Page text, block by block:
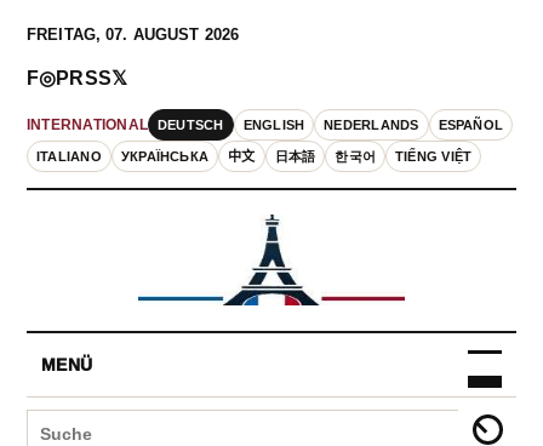
FREITAG, 07. AUGUST 2026
INTERNATIONAL DEUTSCH ENGLISH NEDERLANDS ESPAÑOL
ITALIANO УКРАЇНСЬКА 中文 日本語 한국어 TIẾNG VIỆT
F◎PRSS𝕏
MENÜ